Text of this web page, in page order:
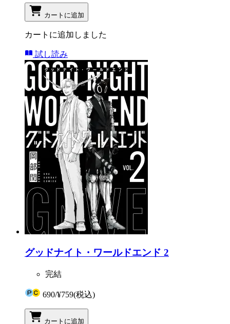
カートに追加
カートに追加しました
試し読み
グッドナイト・ワールドエンド 2
完結
690/¥759(税込)
カートに追加